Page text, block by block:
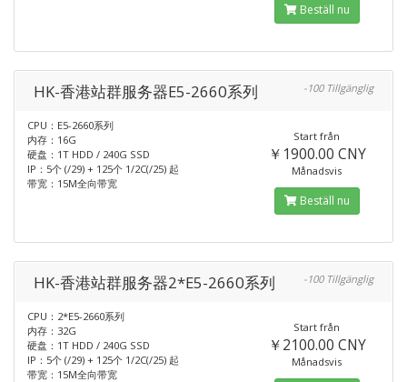
Beställ nu
HK-香港站群服务器E5-2660系列 -100 Tillgänglig
CPU：E5-2660系列
内存：16G
硬盘：1T HDD / 240G SSD
IP：5个 (/29) + 125个 1/2C(/25) 起
带宽：15M全向带宽
Start från
￥1900.00 CNY
Månadsvis
Beställ nu
HK-香港站群服务器2*E5-2660系列 -100 Tillgänglig
CPU：2*E5-2660系列
内存：32G
硬盘：1T HDD / 240G SSD
IP：5个 (/29) + 125个 1/2C(/25) 起
带宽：15M全向带宽
Start från
￥2100.00 CNY
Månadsvis